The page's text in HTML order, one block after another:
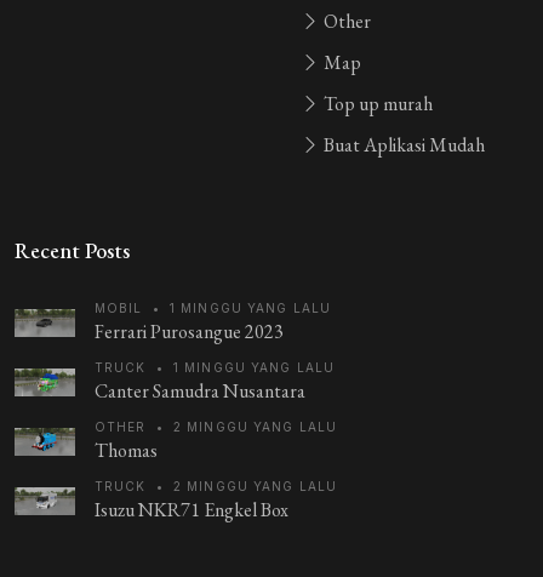
Other
Map
Top up murah
Buat Aplikasi Mudah
Recent Posts
MOBIL • 1 MINGGU YANG LALU
Ferrari Purosangue 2023
TRUCK • 1 MINGGU YANG LALU
Canter Samudra Nusantara
OTHER • 2 MINGGU YANG LALU
Thomas
TRUCK • 2 MINGGU YANG LALU
Isuzu NKR71 Engkel Box